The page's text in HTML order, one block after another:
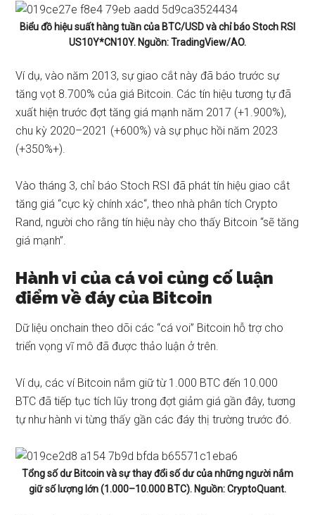
Biểu đồ hiệu suất hàng tuần của BTC/USD và chỉ báo Stoch RSI
US10Y*CN10Y. Nguồn: TradingView/AO.
Ví dụ, vào năm 2013, sự giao cắt này đã báo trước sự
tăng vọt 8.700% của giá Bitcoin. Các tín hiệu tương tự đã
xuất hiện trước đợt tăng giá mạnh năm 2017 (+1.900%),
chu kỳ 2020–2021 (+600%) và sự phục hồi năm 2023
(+350%+).
Vào tháng 3, chỉ báo Stoch RSI đã phát tín hiệu giao cắt
tăng giá “cực kỳ chính xác“, theo nhà phân tích Crypto
Rand, người cho rằng tín hiệu này cho thấy Bitcoin “sẽ tăng
giá mạnh”.
Hành vi của cá voi củng cố luận
điểm về đáy của Bitcoin
Dữ liệu onchain theo dõi các “cá voi” Bitcoin hỗ trợ cho
triển vọng vĩ mô đã được thảo luận ở trên.
Ví dụ, các ví Bitcoin nắm giữ từ 1.000 BTC đến 10.000
BTC đã tiếp tục tích lũy trong đợt giảm giá gần đây, tương
tự như hành vi từng thấy gần các đáy thị trường trước đó.
Tổng số dư Bitcoin và sự thay đổi số dư của những người nắm
giữ số lượng lớn (1.000–10.000 BTC). Nguồn: CryptoQuant.